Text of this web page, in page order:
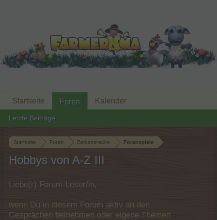
Startseite Foren Benutzerecke Forenspiele
Hobbys von A-Z III
Liebe(r) Forum-Leser/in,
wenn Du in diesem Forum aktiv an den
Gesprächen teilnehmen oder eigene Themen
Startseite Foren
Letzte Beiträge
Kalender